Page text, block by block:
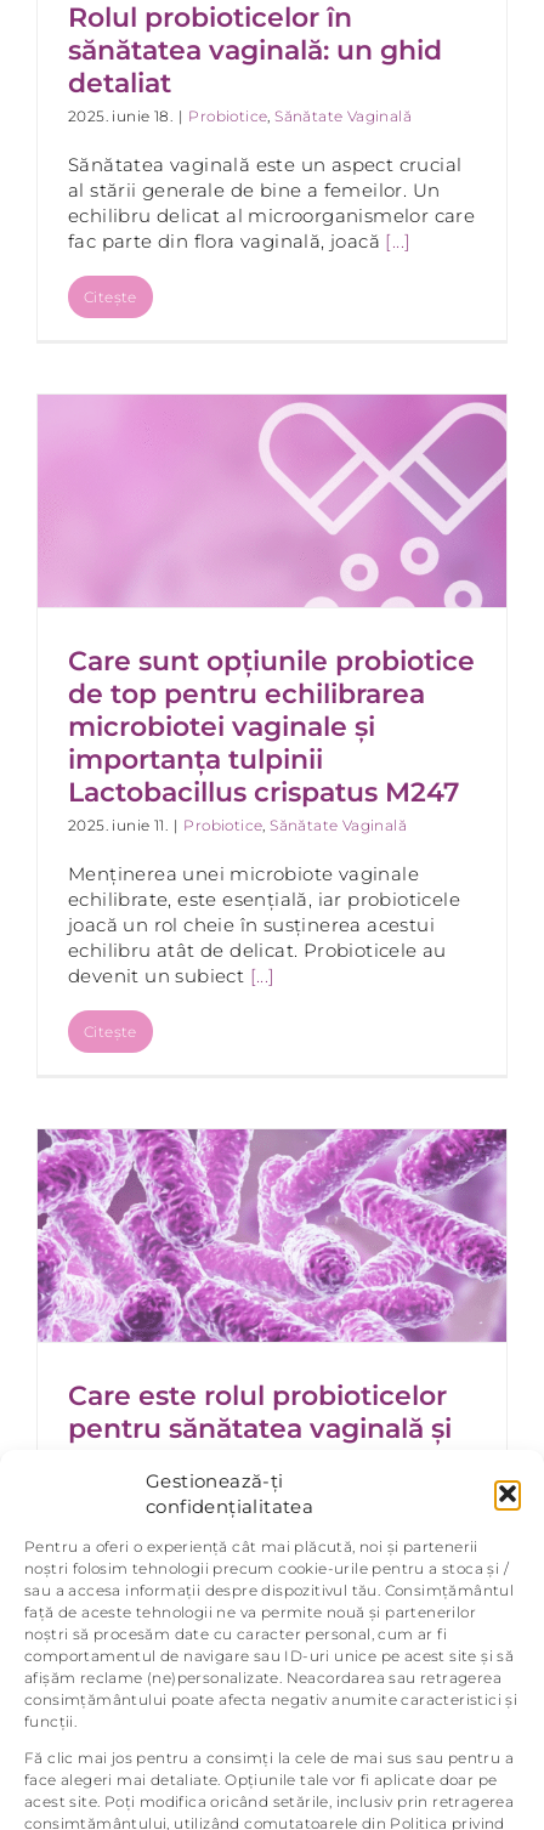
Gestionează-ți
confidențialitatea
Pentru a oferi o experiență cât mai plăcută, noi și partenerii
noștri folosim tehnologii precum cookie-urile pentru a stoca și /
sau a accesa informații despre dispozitivul tău. Consimțământul
față de aceste tehnologii ne va permite nouă și partenerilor
noștri să procesăm date cu caracter personal, cum ar fi
comportamentul de navigare sau ID-uri unice pe acest site și să
afișăm reclame (ne)personalizate. Neacordarea sau retragerea
consimțământului poate afecta negativ anumite caracteristici și
funcții.
Fă clic mai jos pentru a consimți la cele de mai sus sau pentru a
face alegeri mai detaliate. Opțiunile tale vor fi aplicate doar pe
acest site. Poți modifica oricând setările, inclusiv prin retragerea
consimțământului, utilizând comutatoarele din Politica privind
Rolul probioticelor în
sănătatea vaginală: un ghid
detaliat
2025. iunie 18. | Probiotice,Sănătate Vaginală
Sănătatea vaginală este un aspect crucial
al stării generale de bine a femeilor. Un
echilibru delicat al microorganismelor care
fac parte din flora vaginală, joacă [...]
Citește
Care sunt opțiunile probiotice
de top pentru echilibrarea
microbiotei vaginale și
importanța tulpinii
Lactobacillus crispatus M247
2025. iunie 11. | Probiotice,Sănătate Vaginală
Menținerea unei microbiote vaginale
echilibrate, este esențială, iar probioticele
joacă un rol cheie în susținerea acestui
echilibru atât de delicat. Probioticele au
devenit un subiect [...]
Citește
Care este rolul probioticelor
pentru sănătatea vaginală și
crispatus în echilibrul florei
2025. iunie 4. Probiotice Sănătate Vaginală
Care este rolul probioticelor pentru
sănătatea vaginală și importanta
lactobacilului crispatus în modularea
echilibrului florei vaginale Microbiota
vaginală este un ecosistem complex care
Citește